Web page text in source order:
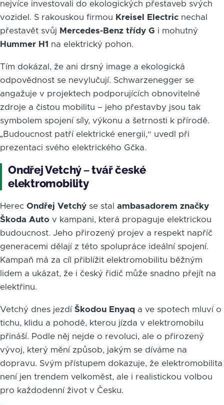
nejvíce investovali do ekologických přestaveb svých
vozidel. S rakouskou firmou Kreisel Electric nechal
přestavět svůj Mercedes-Benz třídy G i mohutný
Hummer H1 na elektrický pohon.
Tím dokázal, že ani drsný image a ekologická
odpovědnost se nevylučují. Schwarzenegger se
angažuje v projektech podporujících obnovitelné
zdroje a čistou mobilitu – jeho přestavby jsou tak
symbolem spojení síly, výkonu a šetrnosti k přírodě.
„Budoucnost patří elektrické energii,“ uvedl při
prezentaci svého elektrického Gčka.
Ondřej Vetchý – tvář české
elektromobility
Herec Ondřej Vetchý se stal ambasadorem značky
Škoda Auto v kampani, která propaguje elektrickou
budoucnost. Jeho přirozený projev a respekt napříč
generacemi dělají z této spolupráce ideální spojení.
Kampaň má za cíl přiblížit elektromobilitu běžným
lidem a ukázat, že i český řidič může snadno přejít na
elektřinu.
Vetchý dnes jezdí Škodou Enyaq a ve spotech mluví o
tichu, klidu a pohodě, kterou jízda v elektromobilu
přináší. Podle něj nejde o revoluci, ale o přirozený
vývoj, který mění způsob, jakým se díváme na
dopravu. Svým přístupem dokazuje, že elektromobilita
není jen trendem velkoměst, ale i realistickou volbou
pro každodenní život v Česku.